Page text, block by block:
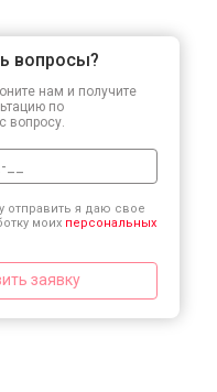
вопросы?
нам и получите
по
вопросу.
отправить я даю свое
моих персональных
заявку